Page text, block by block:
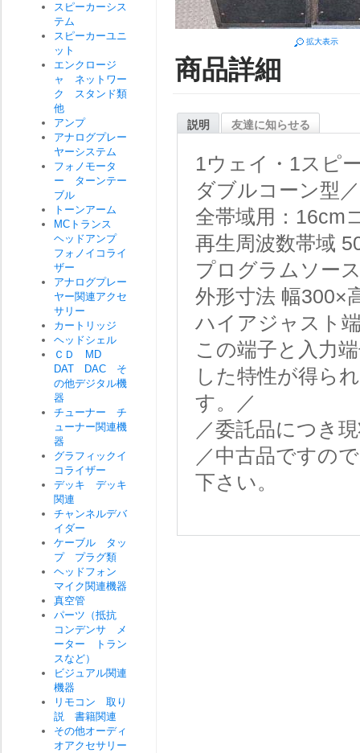
拡大表示
商品詳細
説明 友達に知らせる
1ウェイ・1スピ
ダブルコーン型／
全帯域用：16cm
再生周波数帯域
プログラムソー
外形寸法 幅300×
ハイアジャスト
この端子と入力
した特性が得ら
す。／
／委託品につき
／中古品ですの
下さい。
スピーカーシス
テム
スピーカーユニ
ット
エンクロージ
ャ ネットワー
ク スタンド類
他
アンプ
アナログプレー
ヤーシステム
フォノモータ
ー ターンテー
ブル
トーンアーム
MCトランス
ヘッドアンプ
フォノイコライ
ザー
アナログプレー
ヤー関連アクセ
サリー
カートリッジ
ヘッドシェル
ＣＤ MD
DAT DAC そ
の他デジタル機
器
チューナー チ
ューナー関連機
器
グラフィックイ
コライザー
デッキ デッキ
関連
チャンネルデバ
イダー
ケーブル タッ
プ プラグ類
ヘッドフォン
マイク関連機器
真空管
パーツ（抵抗
コンデンサ メ
ーター トラン
スなど）
ビジュアル関連
機器
リモコン 取り
説 書籍関連
その他オーディ
オアクセサリー